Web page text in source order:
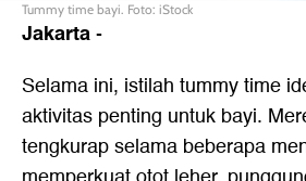
Tummy time bayi. Foto: iStock
Jakarta-
Selama ini, istilah tummy time
aktivitas penting untuk bayi.
tengkurap selama beberapa